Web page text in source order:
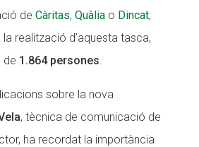
de Càritas, Quàliao Dincat,
realització d’aquesta tasca,
de 1.864 persones.
sobre la nova
, tècnica de comunicació de
ha recordat la importància